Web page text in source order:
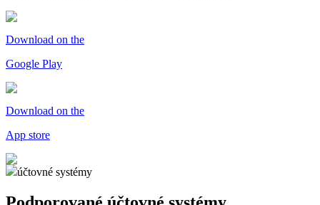
Download on the
Google Play
Download on the
App store
účtovné systémy